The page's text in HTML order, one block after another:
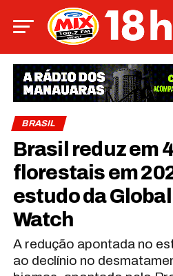
BRASIL
Brasil reduz em
florestais em
estudo da
Watch
A redução apontada no
ao declínio no